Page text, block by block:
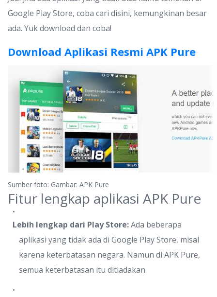
Google Play Store, coba cari disini, kemungkinan besar
ada. Yuk download dan coba!
Download Aplikasi Resmi APK Pure
Sumber foto: Gambar: APK Pure
Fitur lengkap aplikasi APK Pure
Lebih lengkap dari Play Store:Ada beberapa
aplikasi yang tidak ada di Google Play Store, misal
karena keterbatasan negara. Namun di APK Pure,
semua keterbatasan itu ditiadakan.